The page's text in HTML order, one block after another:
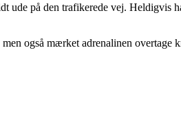
ude på den trafikerede vej. Heldigvis
også mærket adrenalinen overtage